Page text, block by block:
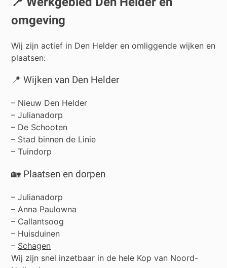
omgeving
Wij zijn actief in Den Helder en omliggende wijken en
plaatsen:
📍 Wijken van Den Helder
– Nieuw Den Helder
– Julianadorp
– De Schooten
– Stad binnen de Linie
– Tuindorp
🏡 Plaatsen en dorpen
–Julianadorp
– Anna Paulowna
– Callantsoog
– Huisduinen
– Schagen
Wij zijn snel inzetbaar in de hele Kop van Noord-